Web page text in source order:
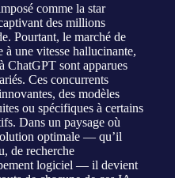
comme la star
des millions
Pourtant, le marché de
une vitesse hallucinante,
ChatGPT sont apparues
Ces concurrents
des modèles
ou spécifiques à certains
Dans un paysage où
optimale — qu’il
de recherche
logiciel — il devient